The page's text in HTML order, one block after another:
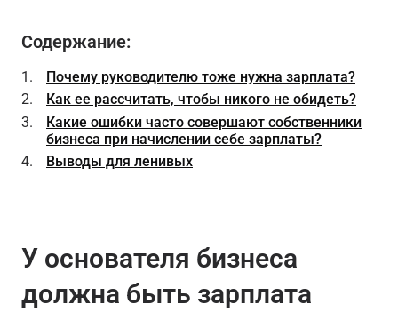
Содержание:
Почему руководителю тоже нужна зарплата?
Как ее рассчитать, чтобы никого не обидеть?
Какие ошибки часто совершают собственники
бизнеса при начислении себе зарплаты?
Выводы для ленивых
У основателя бизнеса
должна быть зарплата